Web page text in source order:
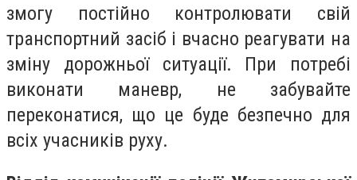
змогу постійно контролювати свій
транспортний засіб і вчасно реагувати на
зміну дорожньої ситуації. При потребі
виконати маневр, не забувайте
переконатися, що це буде безпечно для
всіх учасників руху.